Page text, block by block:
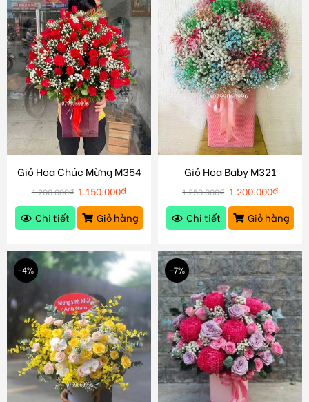
Giỏ Hoa Chúc Mừng M354
1.200.000₫ 1.150.000₫
Chi tiết
Giỏ hàng
Giỏ Hoa Baby M321
1.250.000₫ 1.200.000₫
Chi tiết
Giỏ hàng
-4% -7%